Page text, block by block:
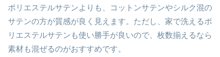
ポリエステルサテンよりも、コットンサテンやシルク混の
サテンの方が質感が良く見えます。ただし、家で洗えるポ
リエステルサテンも使い勝手が良いので、枚数揃えるなら
素材も混ぜるのがおすすめです。